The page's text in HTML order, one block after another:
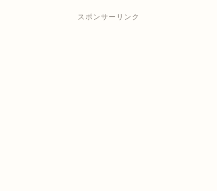
スポンサーリンク